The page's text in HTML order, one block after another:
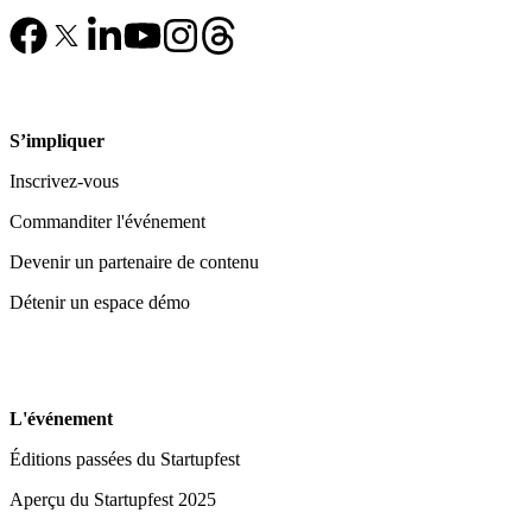
S’impliquer
Inscrivez-vous
Commanditer l'événement
Devenir un partenaire de contenu
Détenir un espace démo
L'événement
Éditions passées du Startupfest
Aperçu du Startupfest 2025